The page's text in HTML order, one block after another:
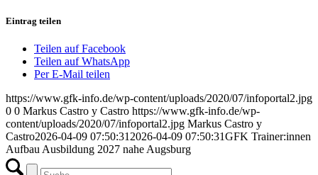
Eintrag teilen
Teilen auf Facebook
Teilen auf WhatsApp
Per E-Mail teilen
https://www.gfk-info.de/wp-content/uploads/2020/07/infoportal2.jpg
0 0 Markus Castro y Castro https://www.gfk-info.de/wp-
content/uploads/2020/07/infoportal2.jpg Markus Castro y
Castro2026-04-09 07:50:31 2026-04-09 07:50:31GFK Trainer:innen
Aufbau Ausbildung 2027 nahe Augsburg